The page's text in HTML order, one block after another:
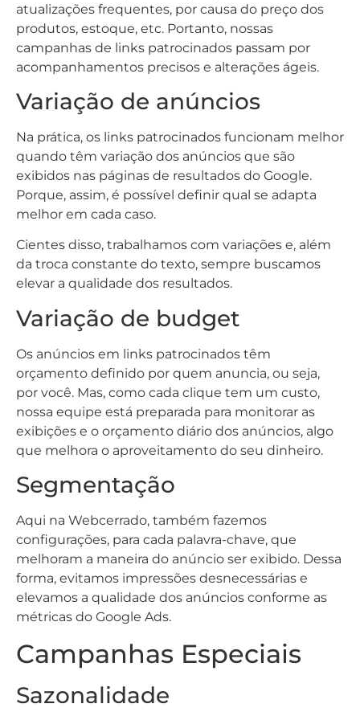
atualizações frequentes, por causa do preço dos
produtos, estoque, etc. Portanto, nossas
campanhas de links patrocinados passam por
acompanhamentos precisos e alterações ágeis.
Variação de anúncios
Na prática, os links patrocinados funcionam melhor
quando têm variação dos anúncios que são
exibidos nas páginas de resultados do Google.
Porque, assim, é possível definir qual se adapta
melhor em cada caso.
Cientes disso, trabalhamos com variações e, além
da troca constante do texto, sempre buscamos
elevar a qualidade dos resultados.
Variação de budget
Os anúncios em links patrocinados têm
orçamento definido por quem anuncia, ou seja,
por você. Mas, como cada clique tem um custo,
nossa equipe está preparada para monitorar as
exibições e o orçamento diário dos anúncios, algo
que melhora o aproveitamento do seu dinheiro.
Segmentação
Aqui na Webcerrado, também fazemos
configurações, para cada palavra-chave, que
melhoram a maneira do anúncio ser exibido. Dessa
forma, evitamos impressões desnecessárias e
elevamos a qualidade dos anúncios conforme as
métricas do Google Ads.
Campanhas Especiais
Sazonalidade